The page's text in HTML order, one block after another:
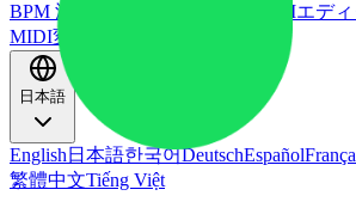
BPM 測定 AI MIDIエデ
MIDI変換
日本語
English 日本語한국어DeutschEspañol
繁體中文Tiếng Việt